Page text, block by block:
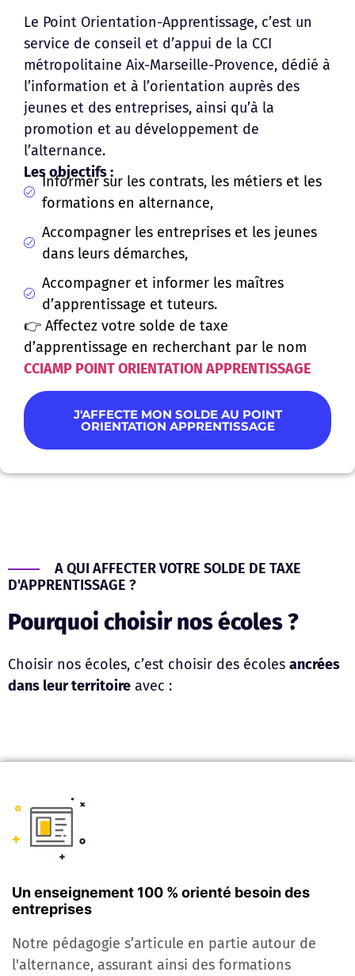
Le Point Orientation-Apprentissage, c’est un
service de conseil et d’appui de la CCI
métropolitaine Aix-Marseille-Provence, dédié à
l’information et à l’orientation auprès des
jeunes et des entreprises, ainsi qu’à la
promotion et au développement de
l’alternance.
Les objectifs :
Informer sur les contrats, les métiers et les
formations en alternance,
Accompagner les entreprises et les jeunes
dans leurs démarches,
Accompagner et informer les maîtres
d’apprentissage et tuteurs.
👉 Affectez votre solde de taxe
d’apprentissage en recherchant par le nom
CCIAMP POINT ORIENTATION APPRENTISSAGE
J'AFFECTE MON SOLDE AU POINT
ORIENTATION APPRENTISSAGE
A QUI AFFECTER VOTRE SOLDE DE TAXE
D'APPRENTISSAGE ?
Pourquoi choisir nos écoles ?
Choisir nos écoles, c’est choisir des écoles ancrées
dans leur territoire avec :
Un enseignement 100 % orienté besoin des
entreprises
Notre pédagogie s’articule en partie autour de
l'alternance, assurant ainsi des formations